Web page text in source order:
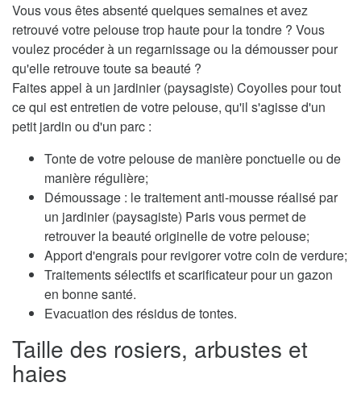
Vous vous êtes absenté quelques semaines et avez
retrouvé votre pelouse trop haute pour la tondre ? Vous
voulez procéder à un regarnissage ou la démousser pour
qu'elle retrouve toute sa beauté ?
Faites appel à un jardinier (paysagiste) Coyolles pour tout
ce qui est entretien de votre pelouse, qu'il s'agisse d'un
petit jardin ou d'un parc :
Tonte de votre pelouse de manière ponctuelle ou de
manière régulière;
Démoussage : le traitement anti-mousse réalisé par
un jardinier (paysagiste) Paris vous permet de
retrouver la beauté originelle de votre pelouse;
Apport d'engrais pour revigorer votre coin de verdure;
Traitements sélectifs et scarificateur pour un gazon
en bonne santé.
Evacuation des résidus de tontes.
Taille des rosiers, arbustes et
haies